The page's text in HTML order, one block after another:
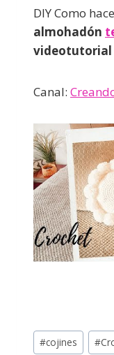
DIY Como
almohadón
videotutorial
Canal:
#cojines #